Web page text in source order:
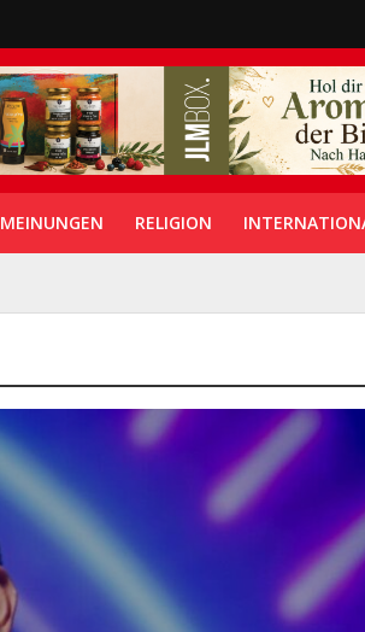
MEINUNGEN RELIGION